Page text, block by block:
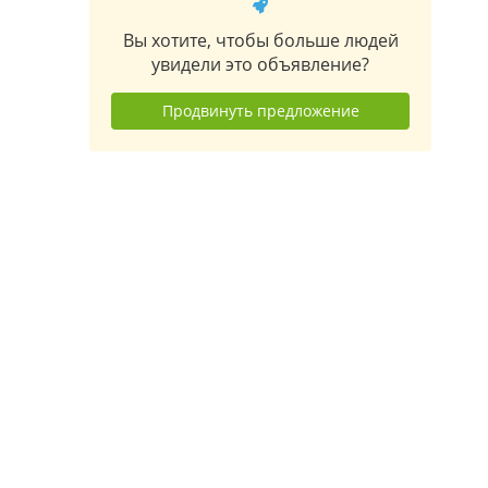
Вы хотите, чтобы больше людей
увидели это объявление?
Продвинуть предложение